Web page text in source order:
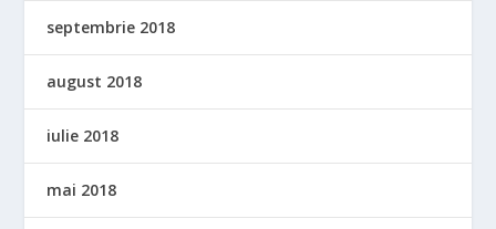
septembrie 2018
august 2018
iulie 2018
mai 2018